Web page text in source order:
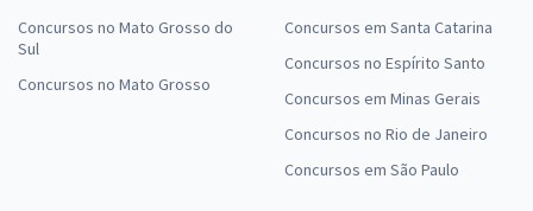
Concursos no Mato Grosso do
Sul
Concursos no Mato Grosso
Concursos em Santa Catarina
Concursos no Espírito Santo
Concursos em Minas Gerais
Concursos no Rio de Janeiro
Concursos em São Paulo